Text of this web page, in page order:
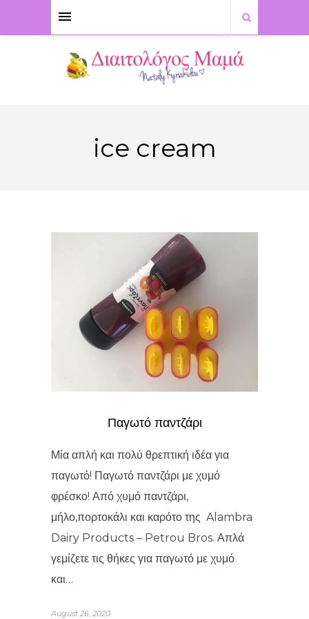
ice cream
Παγωτό παντζάρι
Μία απλή και πολύ θρεπτική ιδέα για
παγωτό! Παγωτό παντζάρι με χυμό
φρέσκο! Από χυμό παντζάρι,
μήλο,πορτοκάλι και καρότο της Alambra
Dairy Products – Petrou Bros. Απλά
γεμίζετε τις θήκες για παγωτό με χυμό
και…
August 26, 2020